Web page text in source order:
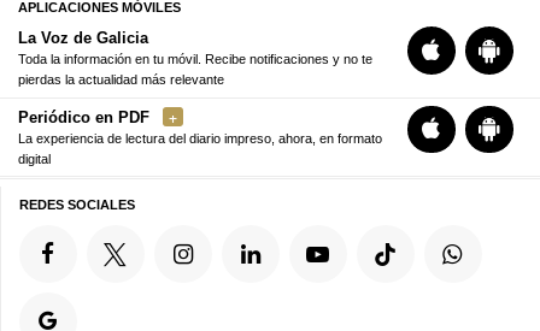
APLICACIONES MÓVILES
La Voz de Galicia
Toda la información en tu móvil. Recibe notificaciones y no te
pierdas la actualidad más relevante
Periódico en PDF
La experiencia de lectura del diario impreso, ahora, en formato
digital
REDES SOCIALES